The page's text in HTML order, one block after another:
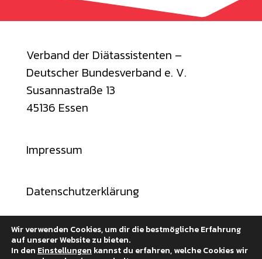
Verband der Diätassistenten –
Deutscher Bundesverband e. V.
Susannastraße 13
45136 Essen
Impressum
Datenschutzerklärung
Wir verwenden Cookies, um dir die bestmögliche Erfahrung
auf unserer Website zu bieten.
In den Einstellungen kannst du erfahren, welche Cookies wir